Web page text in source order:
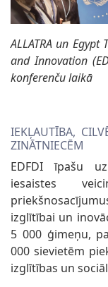
ALLATRA un
and Innovation
konferenču laikā
IEKĻAUTĪBA,
ZINĀTNIECĒM
EDFDI īpašu
iesaistes
izglītībai un
5 000 ģimeņu,
000 sievietēm
izglītības un